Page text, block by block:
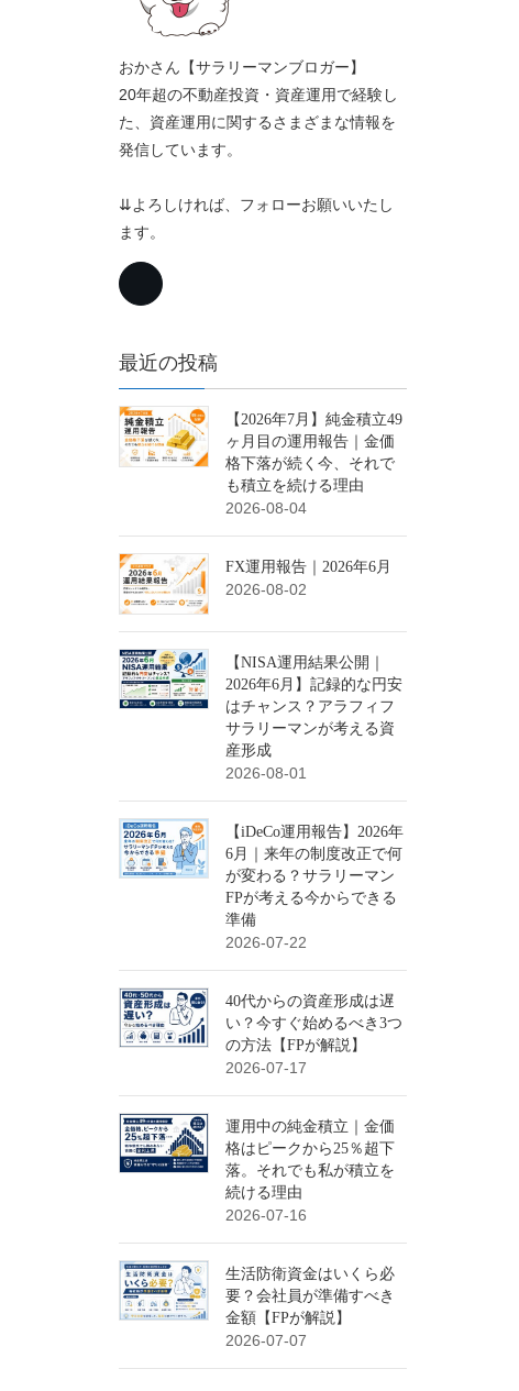
おかさん【サラリーマンブロガー】
20年超の不動産投資・資産運用で経験し
た、資産運用に関するさまざまな情報を
発信しています。
⇊よろしければ、フォローお願いいたし
ます。
最近の投稿
【2026年7月】純金積立49
ヶ月目の運用報告｜金価
格下落が続く今、それで
も積立を続ける理由
2026-08-04
FX運用報告｜2026年6月
2026-08-02
【NISA運用結果公開｜
2026年6月】記録的な円安
はチャンス？アラフィフ
サラリーマンが考える資
産形成
2026-08-01
【iDeCo運用報告】2026年
6月｜来年の制度改正で何
が変わる？サラリーマン
FPが考える今からできる
準備
2026-07-22
40代からの資産形成は遅
い？今すぐ始めるべき3つ
の方法【FPが解説】
2026-07-17
運用中の純金積立｜金価
格はピークから25％超下
落。それでも私が積立を
続ける理由
2026-07-16
生活防衛資金はいくら必
要？会社員が準備すべき
金額【FPが解説】
2026-07-07